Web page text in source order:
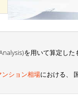
を用いて算定し
ンション相場における、